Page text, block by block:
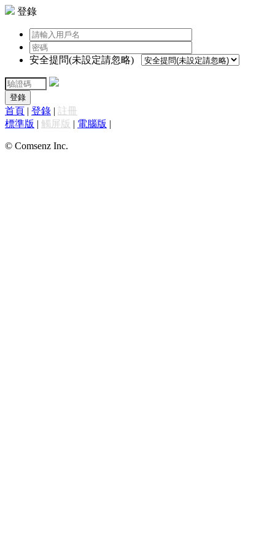
登錄
安全提問(未設定請忽略)
登錄
首頁 | 登錄 | 註冊
標準版 | 觸屏版 | 電腦版 |
© Comsenz Inc.